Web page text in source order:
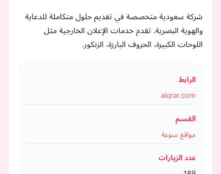
شركة سعودية متخصصة في تقديم حلول متكاملة للدعاية
والهوية البصرية. تقدم خدمات الإعلان الخارجية مثل
اللوحات الكبيرة، الحروف البارزة، الزنكور.
الرابط
alqrar.com
القسم
مواقع منوعة
عدد الزيارات